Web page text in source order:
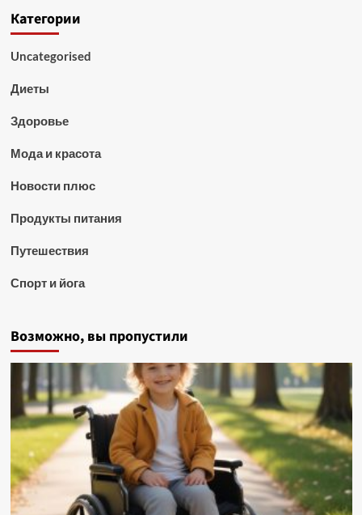
Категории
Uncategorised
Диеты
Здоровье
Мода и красота
Новости плюс
Продукты питания
Путешествия
Спорт и йога
Возможно, вы пропустили